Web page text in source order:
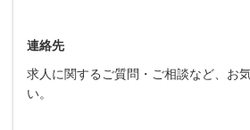
連絡先
求人に関するご質問・ご相談など、お
い。